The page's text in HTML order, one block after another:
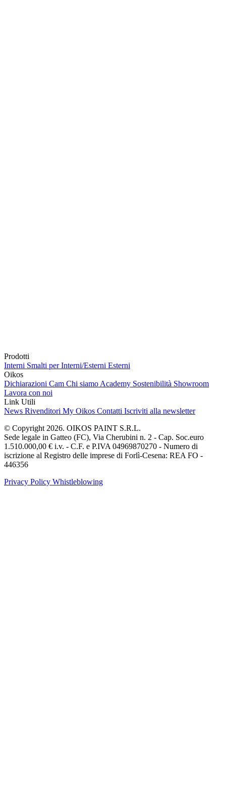
Prodotti
Interni Smalti per Interni/Esterni Esterni
Oikos
Dichiarazioni Cam Chi siamo Academy Sostenibilità Showroom
Lavora con noi
Link Utili
News Rivenditori My Oikos Contatti Iscriviti alla newsletter
© Copyright 2026. OIKOS PAINT S.R.L.
Sede legale in Gatteo (FC), Via Cherubini n. 2 - Cap. Soc.euro
1.510.000,00 € i.v. - C.F. e P.IVA 04969870270 - Numero di
iscrizione al Registro delle imprese di Forlì-Cesena: REA FO -
446356
Privacy Policy Whistleblowing